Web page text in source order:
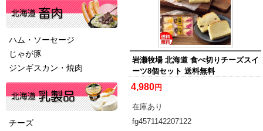
岩瀬牧場 北海道 食べ切りチーズスイ
ーツ8個セット 送料無料
4,980円
在庫あり
fg4571142207122
ハム・ソーセージ
じゃが豚
ジンギスカン・焼肉
チーズ